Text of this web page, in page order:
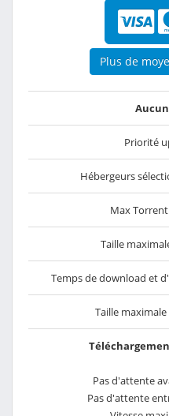
Plus de
Priorité
Hébergeurs
Max
Taille
Temps de download et
Taille
Pas d'attente
Pas d'attente